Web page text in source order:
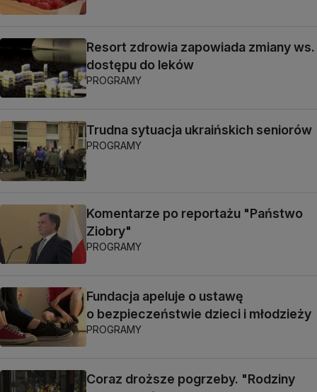
Resort zdrowia zapowiada zmiany ws.
dostępu do leków
PROGRAMY
Trudna sytuacja ukraińskich seniorów
PROGRAMY
Komentarze po reportażu "Państwo
Ziobry"
PROGRAMY
Fundacja apeluje o ustawę
o bezpieczeństwie dzieci i młodzieży
PROGRAMY
Coraz droższe pogrzeby. "Rodziny